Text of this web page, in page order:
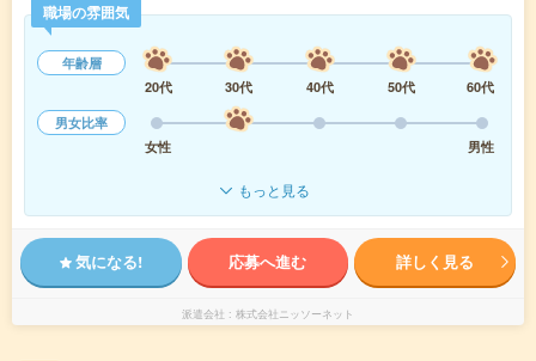
職場の雰囲気
年齢層
20代
30代 40代 50代
60代
男女比率
女性
男性
もっと見る
気になる! 応募へ進む 詳しく見る
派遣会社 株式会社ニッソーネット